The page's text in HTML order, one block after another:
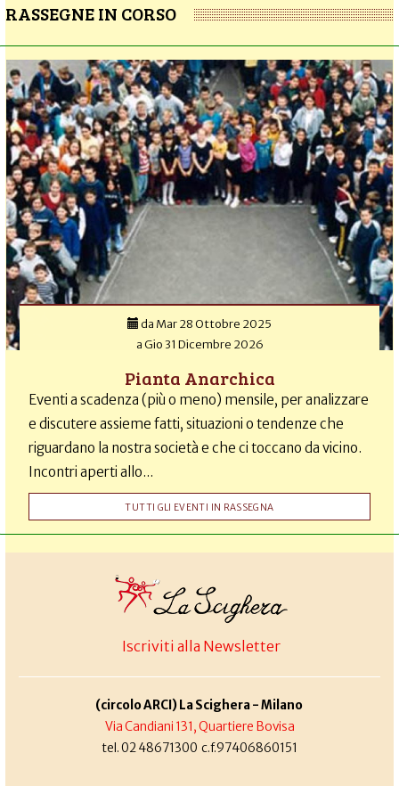
RASSEGNE IN CORSO
da Mar 28 Ottobre 2025
aGio 31 Dicembre 2026
Pianta Anarchica
Eventi a scadenza (più o meno) mensile, per analizzare
e discutere assieme fatti, situazioni o tendenze che
riguardano la nostra società e che ci toccano da vicino.
Incontri aperti allo...
TUTTI GLI EVENTI IN RASSEGNA
Iscriviti alla Newsletter
(circolo ARCI) La Scighera - Milano
Via Candiani 131, Quartiere Bovisa
tel. 02 48671300 c.f.97406860151